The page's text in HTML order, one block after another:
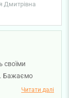
Дмитрівна
своїми
Бажаємо
Читати далі